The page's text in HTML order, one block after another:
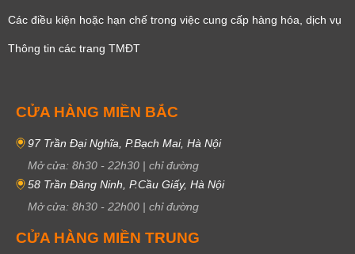
Các điều kiện hoặc hạn chế trong việc cung cấp hàng hóa, dịch vụ
Thông tin các trang TMĐT
CỬA HÀNG MIỀN BẮC
97 Trần Đại Nghĩa, P.Bạch Mai, Hà Nội
Mở cửa: 8h30 - 22h30 | chỉ đường
58 Trần Đăng Ninh, P.Cầu Giấy, Hà Nội
Mở cửa: 8h30 - 22h00 | chỉ đường
CỬA HÀNG MIỀN TRUNG